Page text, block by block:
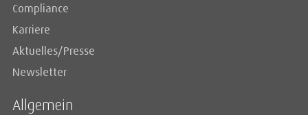
Compliance
Karriere
Aktuelles/Presse
Newsletter
Allgemein